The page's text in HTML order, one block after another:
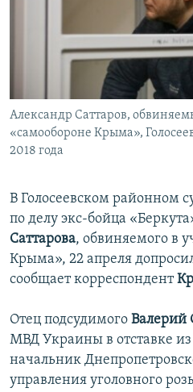
ПОБЕДИТЕЛЕЙ НЕ СУДЯТ?
КРЫМ.НЕПОКОРЕННЫЙ
УКРАИНСКАЯ ПРОБЛЕМА КРЫМА
Все сайты RFE/RL
Александр Саттаров,
«самообороне Крыма»,
2018 года
В Голосеевском районном
по делу экс-бойца
Саттарова, обвиняемого в
Крыма», 22 апреля
сообщает корреспондент
Отец подсудимого Валерий
МВД Украины в отставке
начальник
управления уголовного